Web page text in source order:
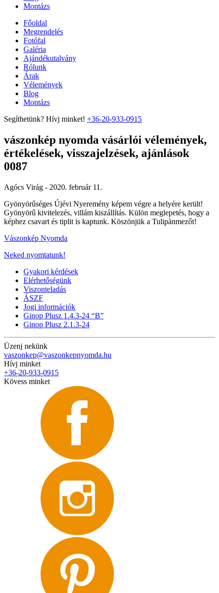
Montázs
Főoldal
Megrendelés
Fotófal
Galéria
Ajándékutalvány
Rólunk
Árak
Vélemények
Blog
Montázs
Segíthetünk? Hívj minket! +36-20-933-0915
vászonkép nyomda vásárlói vélemények,
értékelések, visszajelzések, ajánlások
0087
Agócs Virág - 2020. február 11.
Gyönyörűséges Újévi Nyeremény képem végre a helyére került!
Gyönyörű kivitelezés, villám kiszállítás. Külön meglepetés, hogy a
képhez csavart és tiplit is kaptunk. Köszönjük a Tulipànmezőt!
Vászonkép Nyomda
Neked nyomtatunk!
Gyakori kérdések
Elérhetőségünk
Viszonteladás
ÁSZF
Jogi információk
Ginop Plusz 1.4.3-24 “B”
Ginop Plusz 2.1.3-24
Üzenj nekünk
vaszonkep@vaszonkepnyomda.hu
Hívj minket
+36-20-933-0915
Kövess minket